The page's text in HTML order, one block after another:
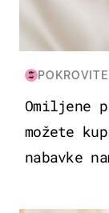
Omiljene
možete
nabavke